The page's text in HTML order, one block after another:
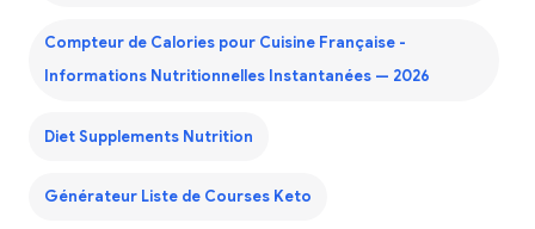
Compteur de Calories pour Cuisine Française -
Informations Nutritionnelles Instantanées — 2026
Diet Supplements Nutrition
Générateur Liste de Courses Keto